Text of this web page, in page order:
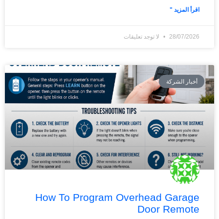
اقرأ المزيد "
28/07/2026 لا توجد تعليقات
أخبار الشركة
How To Program Overhead Garage
Door Remote